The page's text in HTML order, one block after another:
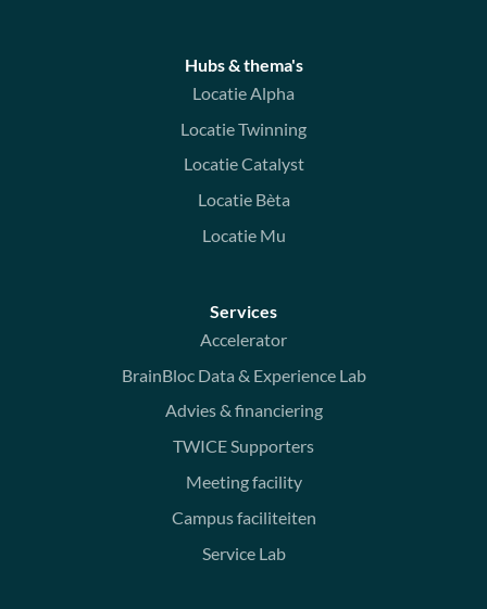
Hubs & thema's
Locatie Alpha
Locatie Twinning
Locatie Catalyst
Locatie Bèta
Locatie Mu
Services
Accelerator
BrainBloc Data & Experience Lab
Advies & financiering
TWICE Supporters
Meeting facility
Campus faciliteiten
Service Lab